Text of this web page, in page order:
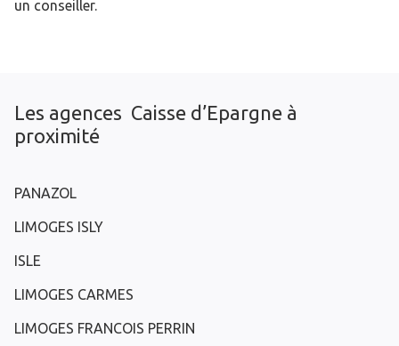
un conseiller.
Les agences Caisse d’Epargne à
proximité
PANAZOL
LIMOGES ISLY
ISLE
LIMOGES CARMES
LIMOGES FRANCOIS PERRIN